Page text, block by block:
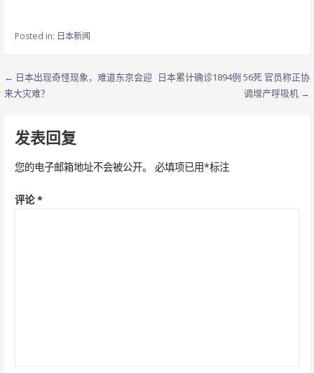
e
o
o
itt
at ei A
Posted in: 日本新闻
文
章
导
航
← 日本出现奇怪现象，难道东京会迎
来大灾难？
日本累计确诊1894例 56死 官员称正协
调增产呼吸机 →
发表回复
您的电子邮箱地址不会被公开。 必填项已用*标注
评论*